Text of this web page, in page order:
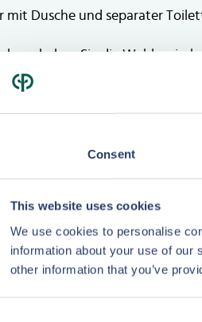
Consent
This website uses cookies
We use cookies to personalise
information about your use of our
other information that you’ve
mit Dusche und separater
haben Sie die Wahl
Mieteinnahmen: 11.144,- €
:
Mieteinnahmen: 6.450,- € +
€ zzgl. MwSt. (Prognose 2025)
Die gezeigten Bilder sind von
Ferienhaus, daraus können